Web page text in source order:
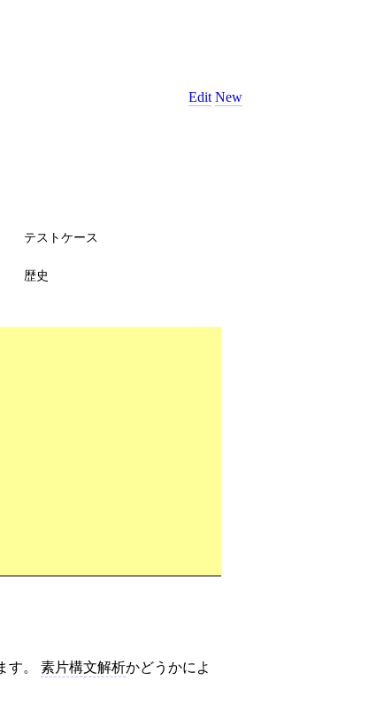
Edit New
テストケース
歴史
す。 素片構文解析かどうかによ